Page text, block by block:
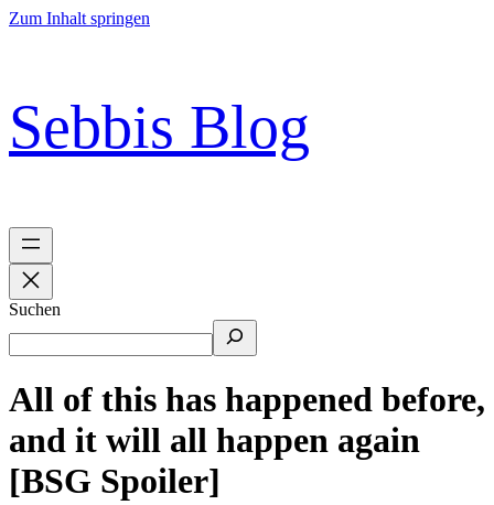
Zum Inhalt springen
Sebbis Blog
Suchen
All of this has happened before,
and it will all happen again
[BSG Spoiler]